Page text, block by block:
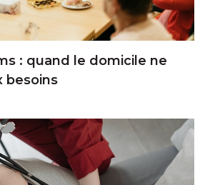
: quand le domicile ne
besoins